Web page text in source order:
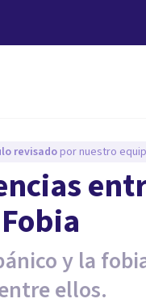
revisado por nuestro
y la
ellos.